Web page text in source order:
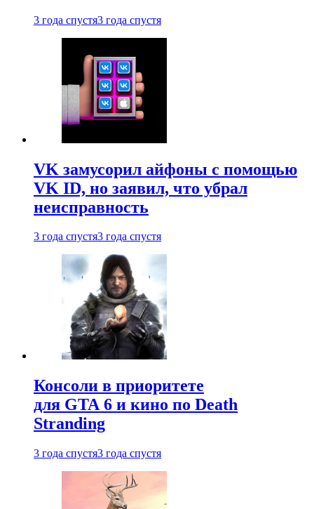
3 года спустя3 года спустя
VK замусорил айфоны с помощью
VK ID, но заявил, что убрал
неисправность
3 года спустя3 года спустя
Консоли в приоритете
для GTA 6 и кино по Death
Stranding
3 года спустя3 года спустя